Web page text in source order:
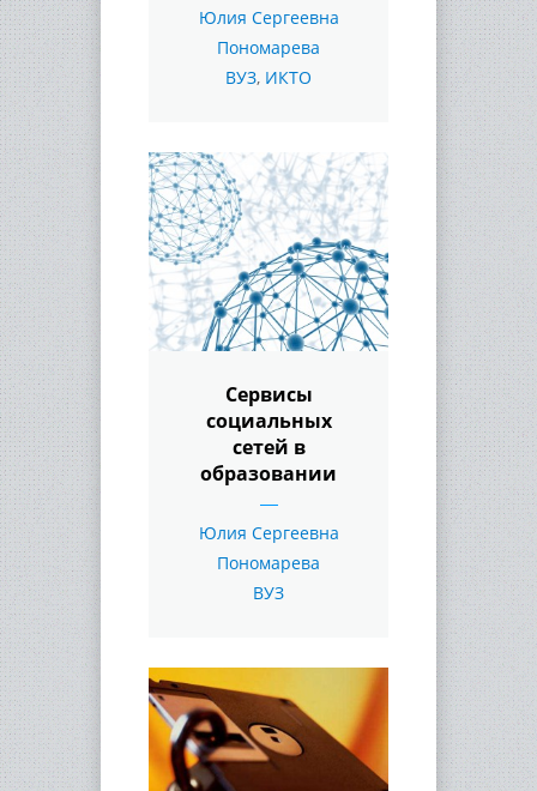
Юлия Сергеевна
Пономарева
ВУЗ, ИКТО
Сервисы
социальных
сетей в
образовании
Юлия Сергеевна
Пономарева
ВУЗ